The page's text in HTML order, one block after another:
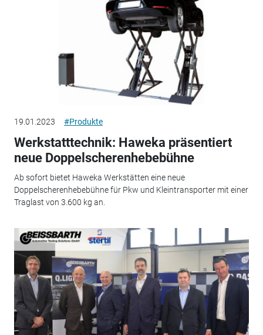
19.01.2023 #Produkte
Werkstatttechnik: Haweka präsentiert
neue Doppelscherenhebebühne
Ab sofort bietet Haweka Werkstätten eine neue
Doppelscherenhebebühne für Pkw und Kleintransporter mit einer
Traglast von 3.600 kg an.